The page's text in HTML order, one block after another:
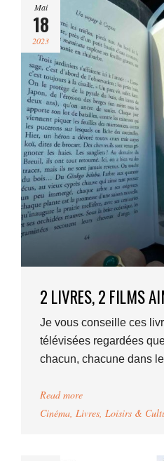
Mai
18
2023
2 LIVRES, 2 FILMS
Je vous conseille ces
télévisées regardées
chacun, chacune dans
Read more
Cinéma, Livres, Loisirs &